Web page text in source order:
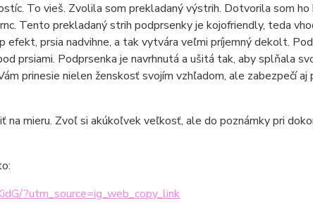
To vieš. Zvolila som prekladaný výstrih. Dotvorila som
Tento prekladaný strih podprsenky je kojofriendly, teda
efekt, prsia nadvihne, a tak vytvára veľmi príjemný dekolt.
prsiami. Podprsenka je navrhnutá a ušitá tak, aby splňala
prinesie nielen ženskosť svojím vzhľadom, ale zabezpečí
mieru. Zvoľ si akúkoľvek veľkosť, ale do poznámky pri
?utm_source=ig_web_copy_link